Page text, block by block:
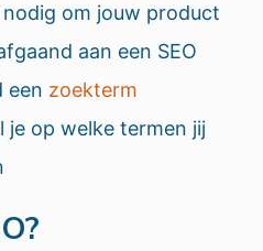
om jouw product
aan een SEO
een zoekterm
je op welke termen jij